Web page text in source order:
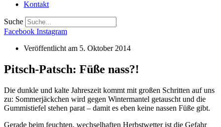
Kontakt
Suche
Facebook Instagram
Veröffentlicht am 5. Oktober 2014
Pitsch-Patsch: Füße nass?!
Die dunkle und kalte Jahreszeit kommt mit großen Schritten auf uns
zu: Sommerjäckchen wird gegen Wintermantel getauscht und die
Gummistiefel stehen parat – damit es eben keine nassen Füße gibt.
Gerade beim feuchten, wechselhaften Herbstwetter ist die Gefahr